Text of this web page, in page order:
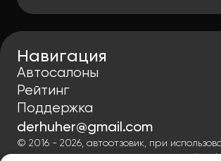
ответили что у них такого
сказали если хотите такой
идите оформляете сначала кредит,
подписывайте договор на кредит и
15 минут вам пригонят автомобиль
посмотрите, как это, что за бред?
Навигация
Автосалоны
Рейтинг
Поддержка
derhuher@gmail.com
© 2016 - 2026, автоотзовик, при